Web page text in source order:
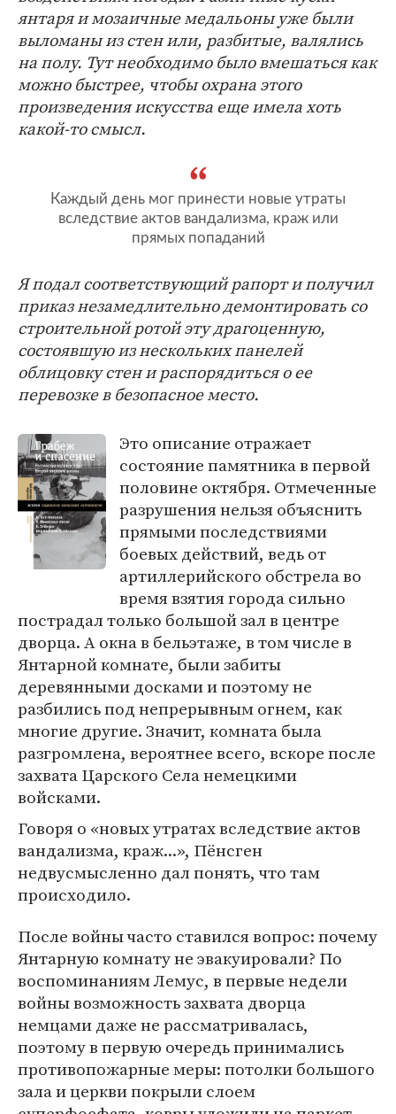
янтаря и мозаичные медальоны уже были
выломаны из стен или, разбитые, валялись
на полу. Тут необходимо было вмешаться как
можно быстрее, чтобы охрана этого
произведения искусства еще имела хоть
какой-то смысл.
Каждый день мог принести новые утраты
вследствие актов вандализма, краж или
прямых попаданий
Я подал соответствующий рапорт и получил
приказ незамедлительно демонтировать со
строительной ротой эту драгоценную,
состоявшую из нескольких панелей
облицовку стен и распорядиться о ее
перевозке в безопасное место.
Это описание отражает
состояние памятника в первой
половине октября. Отмеченные
разрушения нельзя объяснить
прямыми последствиями
боевых действий, ведь от
артиллерийского обстрела во
время взятия города сильно
пострадал только большой зал в центре
дворца. А окна в бельэтаже, в том числе в
Янтарной комнате, были забиты
деревянными досками и поэтому не
разбились под непрерывным огнем, как
многие другие. Значит, комната была
разгромлена, вероятнее всего, вскоре после
захвата Царского Села немецкими
войсками.
Говоря о «новых утратах вследствие актов
вандализма, краж...», Пёнсген
недвусмысленно дал понять, что там
происходило.
После войны часто ставился вопрос: почему
Янтарную комнату не эвакуировали? По
воспоминаниям Лемус, в первые недели
войны возможность захвата дворца
немцами даже не рассматривалась,
поэтому в первую очередь принимались
противопожарные меры: потолки большого
зала и церкви покрыли слоем